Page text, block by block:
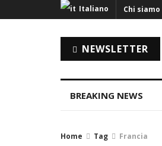
Italiano Chi siamo
NEWSLETTER
BREAKING NEWS
Home Tag Francia